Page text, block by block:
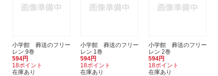
小学館 葬送のフリー
レン 9巻
594円
18ポイント
在庫あり
小学館 葬送のフリー
レン 1巻
594円
18ポイント
在庫あり
小学館 葬送のフリー
レン 2巻
594円
18ポイント
在庫あり